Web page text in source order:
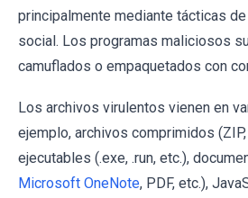
principalmente mediante tácticas de
social. Los programas maliciosos
camuflados o empaquetados con
Los archivos virulentos vienen en
ejemplo, archivos comprimidos (ZIP,
ejecutables (.exe, .run, etc.),
Microsoft OneNote, PDF, etc.),